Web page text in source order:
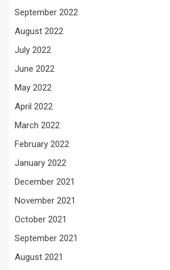
September 2022
August 2022
July 2022
June 2022
May 2022
April 2022
March 2022
February 2022
January 2022
December 2021
November 2021
October 2021
September 2021
August 2021